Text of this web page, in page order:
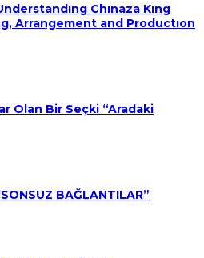
Chınaza Kıng
Arrangement and Productıon
Olan Bir Seçki “Aradaki
BAĞLANTILAR”